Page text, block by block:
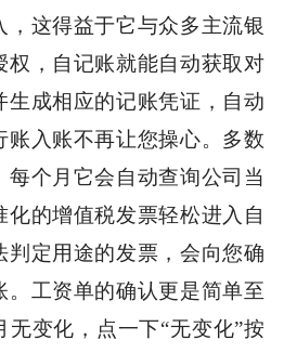
，这得益于它与众多主流银
权，自记账就能自动获取对
生成相应的记账凭证，自动
账入账不再让您操心。多数
每个月它会自动查询公司当
化的增值税发票轻松进入自
判定用途的发票，会向您确
。工资单的确认更是简单至
无变化，点一下“无变化”按